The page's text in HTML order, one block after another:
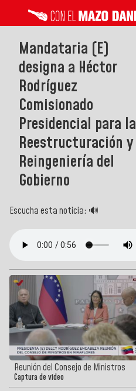
Mandataria (E)
designa a Héctor
Rodríguez
Comisionado
Presidencial para la
Reestructuración y
Reingeniería del
Gobierno
Escucha esta noticia: 🔊
Reunión del Consejo de Ministros
Captura de video